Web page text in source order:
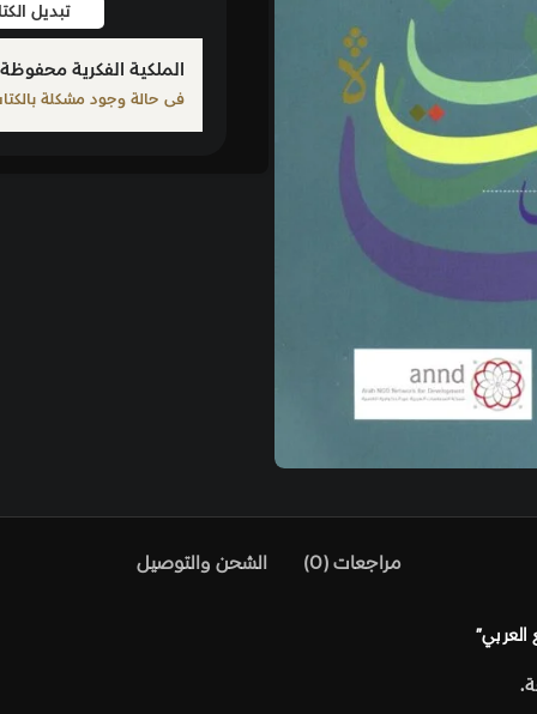
تبديل
الملكية الفكرية
فى حالة وجود مشكلة
مراجعات (0) الشحن والتوصيل
العربي”